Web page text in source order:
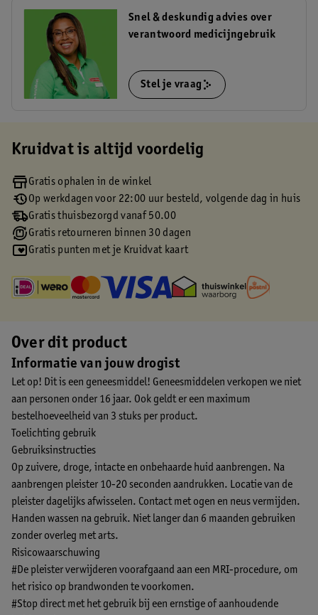
Snel & deskundig advies over
verantwoord medicijngebruik
Stel je vraag
Kruidvat is altijd voordelig
Gratis ophalen in de winkel
Op werkdagen voor 22:00 uur besteld, volgende dag in huis
Gratis thuisbezorgd vanaf 50.00
Gratis retourneren binnen 30 dagen
Gratis punten met je Kruidvat kaart
Over dit product
Informatie van jouw drogist
Let op! Dit is een geneesmiddel! Geneesmiddelen verkopen we niet
aan personen onder 16 jaar. Ook geldt er een maximum
bestelhoeveelheid van 3 stuks per product.
Toelichting gebruik
Gebruiksinstructies
Op zuivere, droge, intacte en onbehaarde huid aanbrengen. Na
aanbrengen pleister 10-20 seconden aandrukken. Locatie van de
pleister dagelijks afwisselen. Contact met ogen en neus vermijden.
Handen wassen na gebruik. Niet langer dan 6 maanden gebruiken
zonder overleg met arts.
Risicowaarschuwing
#De pleister verwijderen voorafgaand aan een MRI-procedure, om
het risico op brandwonden te voorkomen.
#Stop direct met het gebruik bij een ernstige of aanhoudende